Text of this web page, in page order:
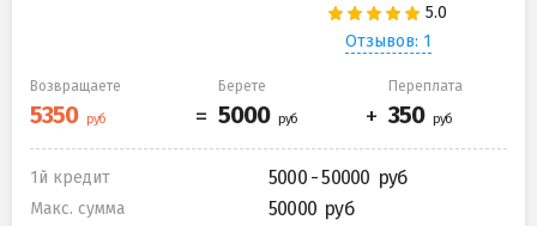
Отзывов: 1
Возвращаете Берете Переплата
1й кредит 5000 - 50000
Макс. сумма 50000